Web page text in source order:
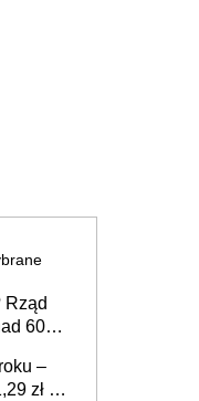
Rząd
60
–
zł za